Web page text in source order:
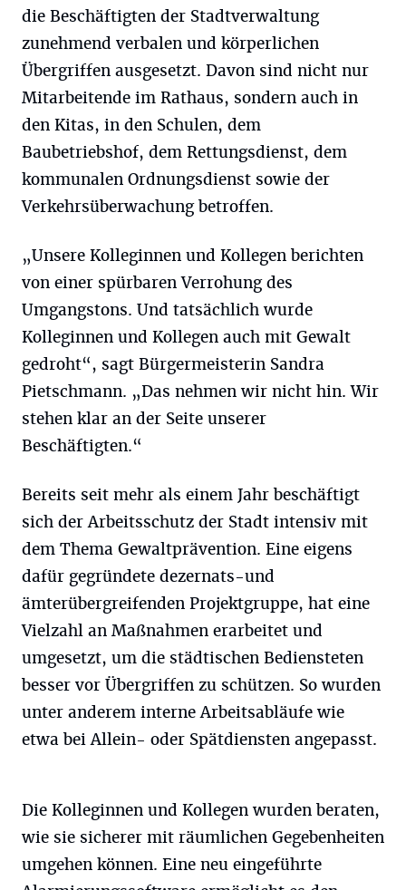
die Beschäftigten der Stadtverwaltung
zunehmend verbalen und körperlichen
Übergriffen ausgesetzt. Davon sind nicht nur
Mitarbeitende im Rathaus, sondern auch in
den Kitas, in den Schulen, dem
Baubetriebshof, dem Rettungsdienst, dem
kommunalen Ordnungsdienst sowie der
Verkehrsüberwachung betroffen.
„Unsere Kolleginnen und Kollegen berichten
von einer spürbaren Verrohung des
Umgangstons. Und tatsächlich wurde
Kolleginnen und Kollegen auch mit Gewalt
gedroht“, sagt Bürgermeisterin Sandra
Pietschmann. „Das nehmen wir nicht hin. Wir
stehen klar an der Seite unserer
Beschäftigten.“
Bereits seit mehr als einem Jahr beschäftigt
sich der Arbeitsschutz der Stadt intensiv mit
dem Thema Gewaltprävention. Eine eigens
dafür gegründete dezernats-und
ämterübergreifenden Projektgruppe, hat eine
Vielzahl an Maßnahmen erarbeitet und
umgesetzt, um die städtischen Bediensteten
besser vor Übergriffen zu schützen. So wurden
unter anderem interne Arbeitsabläufe wie
etwa bei Allein- oder Spätdiensten angepasst.
Die Kolleginnen und Kollegen wurden beraten,
wie sie sicherer mit räumlichen Gegebenheiten
umgehen können. Eine neu eingeführte